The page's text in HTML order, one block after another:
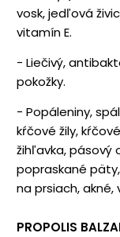
vosk, jedľová
vitamín E.
- Liečivý,
pokožky.
- Popáleniny,
kŕčové žily,
žihľavka, pásový
popraskané
na prsiach, akné,
PROPOLIS